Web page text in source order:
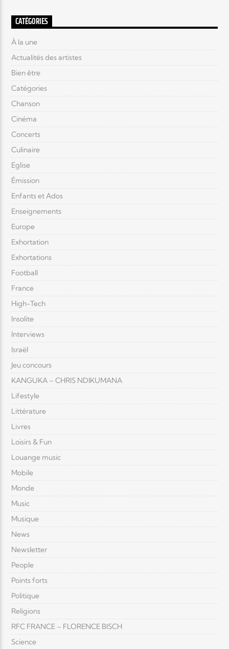
CATÉGORIES
À la une
Actualités des artistes
Bien être
Catégories
Chanson
Cinéma
Concerts
Culinaire
Eglise
Émission
Enfants et Ados
Enseignements
Europe
Exhortation
Exhortations
Football
France
High-Tech
Insolite
Interviews
Israël
Jeu concours
KANGUKA – CHRIS NDIKUMANA
Lifestyle
Littérature
Livres
Loisirs & Fun
Louange music
Mobile
Monde
Music
Musique
News
Newsletter
People
Points forts
Politique
Religions
RFC FRANCE – FLORENCE BISCH
Science